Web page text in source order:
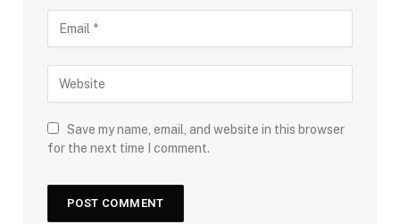
Save my name, email, and website in this browser
for the next time I comment.